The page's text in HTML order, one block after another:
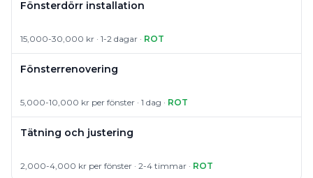
Fönsterdörr installation
15,000-30,000 kr · 1-2 dagar · ROT
Fönsterrenovering
5,000-10,000 kr per fönster · 1 dag · ROT
Tätning och justering
2,000-4,000 kr per fönster · 2-4 timmar · ROT